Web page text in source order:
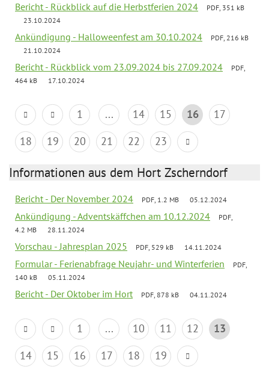
Bericht - Rückblick auf die Herbstferien 2024
PDF, 351 kB
23.10.2024
Ankündigung - Halloweenfest am 30.10.2024
PDF, 216 kB
21.10.2024
Bericht - Rückblick vom 23.09.2024 bis 27.09.2024
PDF,
464 kB
17.10.2024
1 ... 14 15 16
17
18
19 20 21 22 23
Informationen aus dem Hort Zscherndorf
Bericht - Der November 2024 PDF, 1.2 MB 05.12.2024
Ankündigung - Adventskäffchen am 10.12.2024
PDF,
4.2 MB
28.11.2024
Vorschau - Jahresplan 2025 PDF, 529 kB 14.11.2024
Formular - Ferienabfrage Neujahr- und Winterferien
PDF,
140 kB
05.11.2024
Bericht - Der Oktober im Hort PDF, 878 kB 04.11.2024
1 ... 10 11 12
13
14
15 16 17 18 19